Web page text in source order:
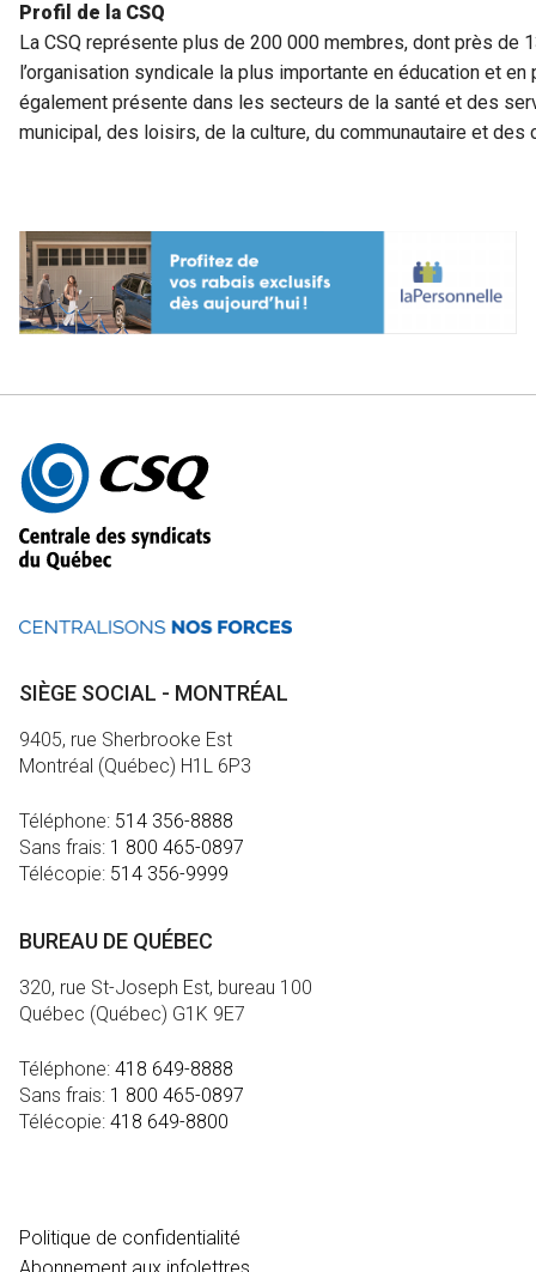
Profil de la CSQ
La CSQ représente plus de 200 000 membres, dont près de
l’organisation syndicale la plus importante en éducation et
également présente dans les secteurs de la santé et des
municipal, des loisirs, de la culture, du communautaire et des
Autres
informations
SIÈGE SOCIAL - MONTRÉAL
9405, rue Sherbrooke Est
Montréal (Québec) H1L 6P3
Téléphone: 514 356-8888
Sans frais: 1 800 465-0897
Télécopie: 514 356-9999
BUREAU DE QUÉBEC
320, rue St-Joseph Est, bureau 100
Québec (Québec) G1K 9E7
Téléphone: 418 649-8888
Sans frais: 1 800 465-0897
Télécopie: 418 649-8800
Politique de confidentialité